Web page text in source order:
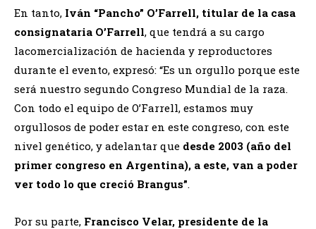
En tanto, Iván “Pancho” O’Farrell, titular de la casa
consignataria O’Farrell, que tendrá a su cargo
lacomercialización de hacienda y reproductores
durante el evento, expresó: “Es un orgullo porque este
será nuestro segundo Congreso Mundial de la raza.
Con todo el equipo de O’Farrell, estamos muy
orgullosos de poder estar en este congreso, con este
nivel genético, y adelantar que desde 2003 (año del
primer congreso en Argentina), a este, van a poder
ver todo lo que creció Brangus”.
Por su parte, Francisco Velar, presidente de la